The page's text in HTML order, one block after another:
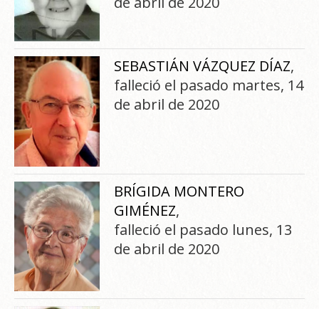
SEBASTIÁN VÁZQUEZ DÍAZ,
falleció el pasado martes, 14
de abril de 2020
BRÍGIDA MONTERO
GIMÉNEZ,
falleció el pasado lunes, 13
de abril de 2020